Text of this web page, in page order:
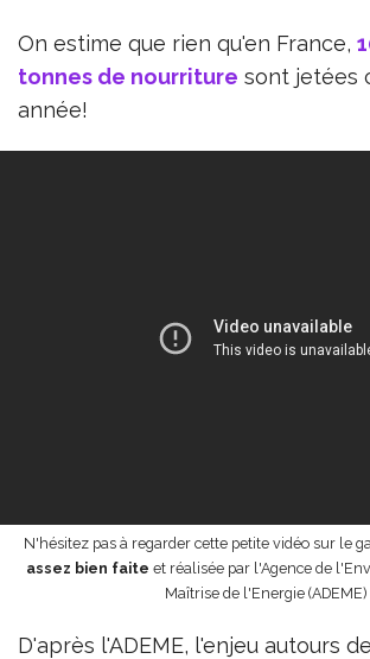
On estime que rien qu'en France,
tonnes de nourriture sont jetées
année!
N'hésitez pas à regarder cette petite vidéo sur le
assez bien faite et réalisée par l'Agence de
Maîtrise de l'Energie (ADEME)
D'après l'ADEME, l'enjeu autours